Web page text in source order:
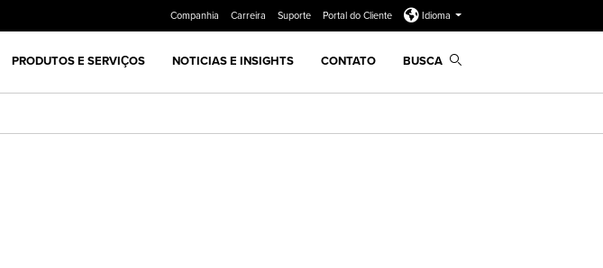
Companhia Carreira Suporte Portal do Cliente Idioma
PRODUTOS E SERVIÇOS NOTICIAS E INSIGHTS CONTATO BUSCA